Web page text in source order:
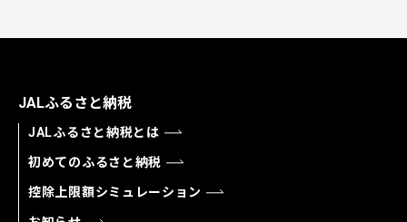
JALふるさと納税
JALふるさと納税とは
初めてのふるさと納税
控除上限額シミュレーション